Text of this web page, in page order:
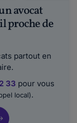
avocat
proche de
partout en
33 pour vous
local).